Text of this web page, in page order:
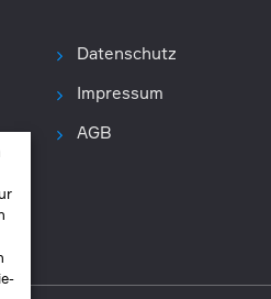
Datenschutz
Impressum
AGB